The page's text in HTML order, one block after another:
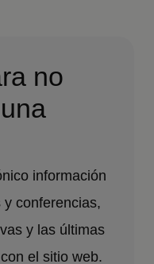
no
información
conferencias,
y las últimas
el sitio web.